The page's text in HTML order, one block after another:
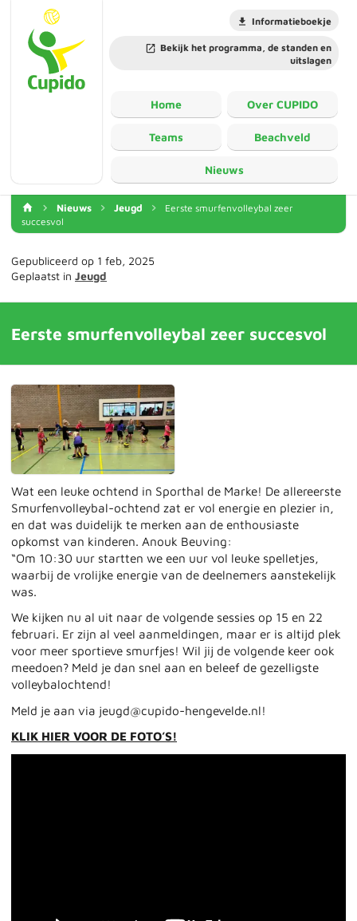
Informatieboekje
Bekijk het programma, de standen en
uitslagen
Home Over CUPIDO
Teams Beachveld
Nieuws
Nieuws Jeugd
Eerste smurfenvolleybal zeer
succesvol
Gepubliceerd op 1 feb, 2025
Geplaatst in Jeugd
Eerste smurfenvolleybal zeer succesvol
Wat een leuke ochtend in Sporthal de Marke! De allereerste
Smurfenvolleybal-ochtend zat er vol energie en plezier in,
en dat was duidelijk te merken aan de enthousiaste
opkomst van kinderen. Anouk Beuving:
“Om 10:30 uur startten we een uur vol leuke spelletjes,
waarbij de vrolijke energie van de deelnemers aanstekelijk
was.
We kijken nu al uit naar de volgende sessies op 15 en 22
februari. Er zijn al veel aanmeldingen, maar er is altijd plek
voor meer sportieve smurfjes! Wil jij de volgende keer ook
meedoen? Meld je dan snel aan en beleef de gezelligste
volleybalochtend!
Meld je aan via jeugd@cupido-hengevelde.nl!
KLIK HIER VOOR DE FOTO’S!